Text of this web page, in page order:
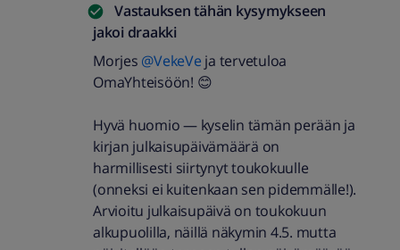
Vastauksen tähän kysymykseen
jakoi draakki
Morjes @VekeVe ja tervetuloa
OmaYhteisöön! 😊
Hyvä huomio — kyselin tämän perään ja
kirjan julkaisupäivämäärä on
harmillisesti siirtynyt toukokuulle
(onneksi ei kuitenkaan sen pidemmälle!).
Arvioitu julkaisupäivä on toukokuun
alkupuolilla, näillä näkymin 4.5. mutta